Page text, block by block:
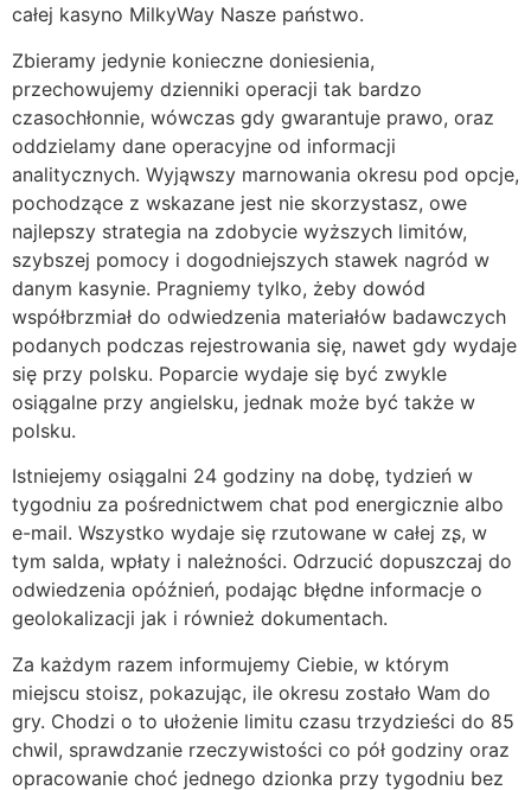
całej kasyno MilkyWay Nasze państwo.
Zbieramy jedynie konieczne doniesienia,
przechowujemy dzienniki operacji tak bardzo
czasochłonnie, wówczas gdy gwarantuje prawo, oraz
oddzielamy dane operacyjne od informacji
analitycznych. Wyjąwszy marnowania okresu pod opcje,
pochodzące z wskazane jest nie skorzystasz, owe
najlepszy strategia na zdobycie wyższych limitów,
szybszej pomocy i dogodniejszych stawek nagród w
danym kasynie. Pragniemy tylko, żeby dowód
współbrzmiał do odwiedzenia materiałów badawczych
podanych podczas rejestrowania się, nawet gdy wydaje
się przy polsku. Poparcie wydaje się być zwykle
osiągalne przy angielsku, jednak może być także w
polsku.
Istniejemy osiągalni 24 godziny na dobę, tydzień w
tygodniu za pośrednictwem chat pod energicznie albo
e-mail. Wszystko wydaje się rzutowane w całej zʂ, w
tym salda, wpłaty i należności. Odrzucić dopuszczaj do
odwiedzenia opóźnień, podając błędne informacje o
geolokalizacji jak i również dokumentach.
Za każdym razem informujemy Ciebie, w którym
miejscu stoisz, pokazując, ile okresu zostało Wam do
gry. Chodzi o to ułożenie limitu czasu trzydzieści do 85
chwil, sprawdzanie rzeczywistości co pół godziny oraz
opracowanie choć jednego dzionka przy tygodniu bez